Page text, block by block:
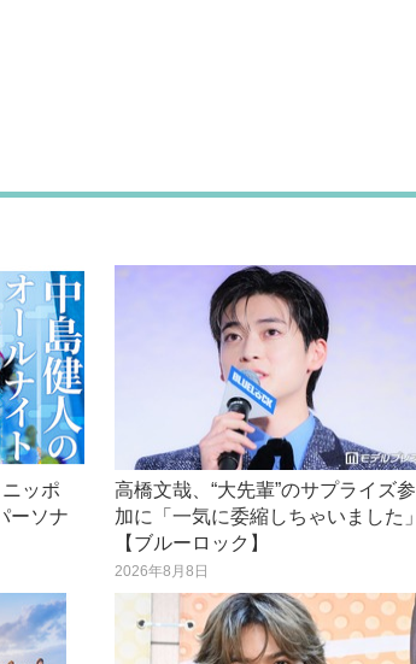
ッポ
ーソナ
高橋文哉、“大先輩”のサプライズ参
加に「一気に委縮しちゃいました」
【ブルーロック】
2026年8月8日